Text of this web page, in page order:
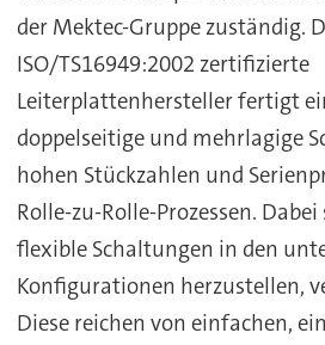
der Mektec-Gruppe zuständig.
ISO/TS16949:2002 zertifizierte
Leiterplattenhersteller fertigt
doppelseitige und mehrlagige
hohen Stückzahlen und
Rolle-zu-Rolle-Prozessen.
flexible Schaltungen in den
Konfigurationen herzustellen,
Diese reichen von einfachen,